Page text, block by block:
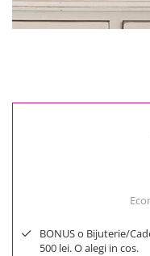
1000 Lei +
BONUS o Bijuterie/
500 lei. O alegi in cos.